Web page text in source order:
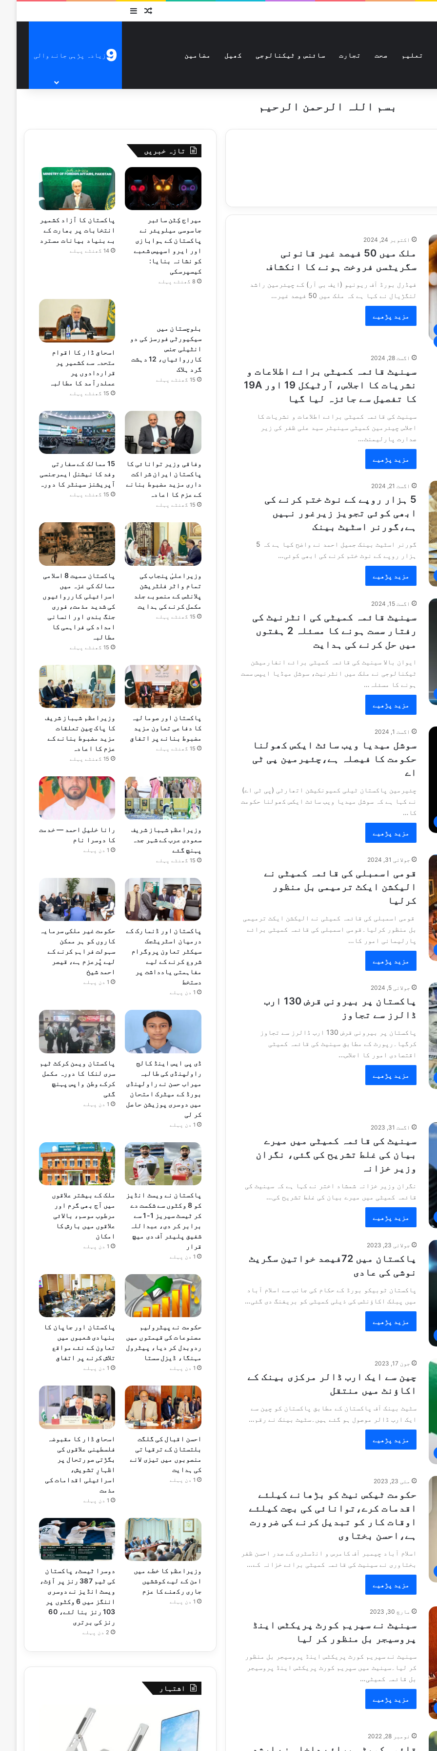
متفرق
تعلیم صحت تجارت سائنس و ٹیکنالوجی کھیل مضامین 9زیادہ پڑہی جانے والی
بسم اللہ الرحمن الرحیم
اکتوبر 24, 2024
ملک میں 50 فیصد غیر قانونی
سگریٹسں فروخت ہونے کا انکشاف
فیڈرل بورڈ آف ریونیو (ایف بی آر) کے چیئرمین راشد
لنگڑیال نے کہا ہے کہ ملک میں 50 فیصد غیر…
مزید پڑھیے
اگست 28, 2024
سینیٹ قائمہ کمیٹی برائے اطلاعات و
نشریات کا اجلاس، آرٹیکل 19 اور 19A
کا تفصیل سے جائزہ لیا گیا
سینیٹ کی قائمہ کمیٹی برائے اطلاعات و نشریات کا
اجلاس چیئرمین کمیٹی سینیٹر سید علی ظفر کی زیر
صدارت پارلیمنٹ…
مزید پڑھیے
اگست 21, 2024
5 ہزار روپے کے نوٹ ختم کرنے کی
ابھی کوئی تجویز زیرغور نہیں
ہے،گورنر اسٹیٹ بینک
گورنر اسٹیٹ بینک جمیل احمد نے واضح کیا ہے کہ 5
ہزار روپے کے نوٹ ختم کرنے کی ابھی کوئی…
مزید پڑھیے
اگست 15, 2024
سینیٹ قائمہ کمیٹی کی انٹرنیٹ کی
رفتار سست ہونے کا مسئلہ 2 ہفتوں
میں حل کرنے کی ہدایت
ایوان بالا سینیٹ کی قائمہ کمیٹی برائے انفارمیشن
ٹیکنالوجی نے ملک میں انٹرنیٹ، سوشل میڈیا ایپس سست
ہونے کا مسئلہ…
مزید پڑھیے
اگست 1, 2024
سوشل میدیا ویب سائٹ ایکس کھولنا
حکومت کا فیصلہ ہے،چئیرمین پی ٹی
اے
چئیرمین پاکستان ٹیلی کمیونکیشن اتھارٹی (پی ٹی اے)
نے کہا ہے کہ سوشل میدیا ویب سائٹ ایکس کھولنا حکومت
کا…
مزید پڑھیے
جولائی 31, 2024
قومی اسمبلی کی قائمہ کمیٹی نے
الیکشن ایکٹ ترمیمی بل منظور
کرلیا
قومی اسمبلی کی قائمہ کمیٹی نے الیکشن ایکٹ ترمیمی
بل منظور کرلیا۔قومی اسمبلی کی قائمہ کمیٹی برائے
پارلیمانی امور کا…
مزید پڑھیے
جولائی 5, 2024
پاکستان پر بیرونی قرض 130 ارب
ڈالرز سے تجاوز
پاکستان پر بیرونی قرض 130 ارب ڈالرز سے تجاوز
کرگیا۔رپورٹ کے مطابق سینیٹ کی قائمہ کمیٹی
اقتصادی امور کا اجلاس…
مزید پڑھیے
اگست 31, 2023
سینیٹ کی قائمہ کمیٹی میں میرے
بیان کی غلط تشریح کی گئی، نگران
وزیر خزانہ
نگران وزیر خزانہ شمشاد اختر نے کہا ہے کہ سینیٹ کی
قائمہ کمیٹی میں میرے بیان کی غلط تشریح کی…
مزید پڑھیے
جولائی 23, 2023
پاکستان میں 72فیصد خواتین سگریٹ
نوشی کی عادی
پاکستان ٹوبیکو بورڈ کے حکام کی جانب سے اسلام آباد
میں پبلک اکاؤنٹس کی ذیلی کمیٹی کو بریفنگ دی گئی…
مزید پڑھیے
جون 17, 2023
چین سے ایک ارب ڈالر مرکزی بینک کے
اکاؤنٹ میں منتقل
سٹیٹ بینک آف پاکستان کے مطابق پاکستان کو چین سے
ایک ارب ڈالر موصول ہو گئے ہیں۔سٹیٹ بینک نے رقم…
مزید پڑھیے
مئی 23, 2023
حکومت ٹیکس نیٹ کو بڑھانے کیلئے
اقدمات کرے،توانائی کی بچت کیلئے
اوقات کار کو تبدیل کرنے کی ضرورت
ہے،احسن بختاوی
اسلام آباد چیمبر آف کامرس و انڈسٹری کے صدر احسن ظفر
بختاوری نے سینیٹ کی قائمہ کمیٹی برائے خزانہ کے…
مزید پڑھیے
مارچ 30, 2023
سینیٹ نے سپریم کورٹ پریکٹس اینڈ
پروسیجر بل منظور کر لیا
سینیٹ نے سپریم کورٹ پریکٹس اینڈ پروسیجر بل منظور
کر لیا۔سینیٹ میں سپریم کورٹ پریکٹس اینڈ پروسیجر
بل قائمہ کمیٹی…
مزید پڑھیے
نومبر 28, 2022
تازہ خبریں
میراج کِٹن سائبر
جاسوسی میلویئر نے
پاکستان کے ہوابازی
اور ایرو اسپیس شعبے
کو نشانہ بنایا:
کیسپرسکی
8 گھنٹے پہلے
پاکستان کا آزاد کشمیر
انتخابات پر بھارت کے
بے بنیاد بیانات مسترد
14 گھنٹے پہلے
بلوچستان میں
سیکیورٹی فورسز کی دو
انٹیلی جنس
کارروائیاں، 12 دہشت
گرد ہلاک
15 گھنٹے پہلے
اسحاق ڈار کا اقوام
متحدہ سے کشمیر پر
قراردادوں پر
عملدرآمد کا مطالبہ
15 گھنٹے پہلے
وفاقی وزیر توانائی کا
پاکستان ایران شراکت
داری مزید مضبوط بنانے
کے عزم کا اعادہ
15 گھنٹے پہلے
15 ممالک کے سفارتی
وفد کا نیشنل ایمرجنسی
آپریشنز سینٹر کا دورہ
15 گھنٹے پہلے
وزیراعلیٰ پنجاب کی
تمام واٹر فلٹریشن
پلانٹس کے منصوبے جلد
مکمل کرنے کی ہدایت
15 گھنٹے پہلے
پاکستان سمیت 8 اسلامی
ممالک کی غزہ میں
اسرائیلی کارروائیوں
کی شدید مذمت، فوری
جنگ بندی اور انسانی
امداد کی فراہمی کا
مطالبہ
15 گھنٹے پہلے
پاکستان اور صومالیہ
کا دفاعی تعاون مزید
مضبوط بنانے پر اتفاق
15 گھنٹے پہلے
وزیراعظم شہباز شریف
کا پاک چین تعلقات
مزید مضبوط بنانے کے
عزم کا اعادہ
15 گھنٹے پہلے
وزیراعظم شہباز شریف
سعودی عرب کے شہر جدہ
پہنچ گئے
15 گھنٹے پہلے
رانا خلیل احمد — خدمت
کا دوسرا نام
1 دن پہلے
پاکستان اور ڈنمارک کے
درمیان اسٹریٹجک
سیکٹر تعاون پروگرام
شروع کرنے کے لیے
مفاہمتی یادداشت پر
دستخط
1 دن پہلے
حکومت غیر ملکی سرمایہ
کاروں کو ہر ممکن
سہولت فراہم کرنے کے
لیے پُرعزم ہے، قیصر
احمد شیخ
1 دن پہلے
ڈی پی ایس اینڈ کالج
راولپنڈی کی طالبہ
میراب حسن نے راولپنڈی
بورڈ کے میٹرک امتحان
میں دوسری پوزیشن حاصل
کر لی
1 دن پہلے
پاکستان ویمن کرکٹ ٹیم
سری لنکا کا دورہ مکمل
کرکے وطن واپس پہنچ
گئی
1 دن پہلے
پاکستان نے ویسٹ انڈیز
کو 8 وکٹوں سے شکست دے
کر ٹیسٹ سیریز 1-1 سے
برابر کر دی، عبداللہ
شفیق پلیئر آف دی میچ
قرار
1 دن پہلے
ملک کے بیشتر علاقوں
میں آج بھی گرم اور
مرطوب موسم، بالائی
علاقوں میں بارش کا
امکان
1 دن پہلے
حکومت نے پیٹرولیم
مصنوعات کی قیمتوں میں
ردوبدل کر دیا، پیٹرول
مہنگا، ڈیزل سستا
1 دن پہلے
پاکستان اور جاپان کا
بنیادی شعبوں میں
تعاون کے نئے مواقع
تلاش کرنے پر اتفاق
1 دن پہلے
احسن اقبال کی گلگت
بلتستان کے ترقیاتی
منصوبوں میں تیزی لانے
کی ہدایت
1 دن پہلے
اسحاق ڈار کا مقبوضہ
فلسطینی علاقوں کی
بگڑتی صورتحال پر
اظہارِ تشویش،
اسرائیلی اقدامات کی
مذمت
1 دن پہلے
وزیراعظم کا خطے میں
امن کے لیے کوششیں
جاری رکھنے کا عزم
1 دن پہلے
دوسرا ٹیسٹ، پاکستان
کی ٹیم 387 رنز پر آؤٹ،
ویسٹ انڈیز نے دوسری
اننگز میں 6 وکٹوں پر
103 رنز بنا لئے، 60
رنز کی برتری
2 دن پہلے
اشتہار